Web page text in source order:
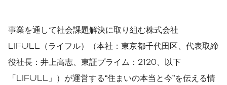
事業を通して社会課題解決に取り組む株式会社
LIFULL（ライフル）（本社：東京都千代田区、代表取締
役社長：井上高志、東証プライム：2120、以下
「LIFULL」）が運営する“住まいの本当と今”を伝える情